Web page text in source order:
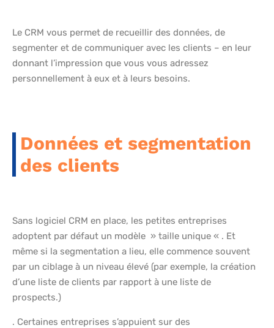
Le CRM vous permet de recueillir des données, de
segmenter et de communiquer avec les clients – en leur
donnant l’impression que vous vous adressez
personnellement à eux et à leurs besoins.
Données et segmentation
des clients
Sans logiciel CRM en place, les petites entreprises
adoptent par défaut un modèle » taille unique « . Et
même si la segmentation a lieu, elle commence souvent
par un ciblage à un niveau élevé (par exemple, la création
d’une liste de clients par rapport à une liste de
prospects.)
. Certaines entreprises s’appuient sur des